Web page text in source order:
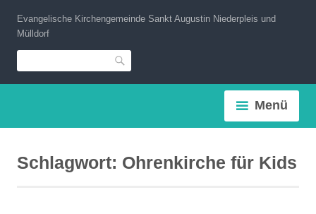
Inhalt
springen
Evangelische Kirchengemeinde Sankt Augustin Niederpleis und
Mülldorf
Suche
Menü
Schlagwort: Ohrenkirche für Kids